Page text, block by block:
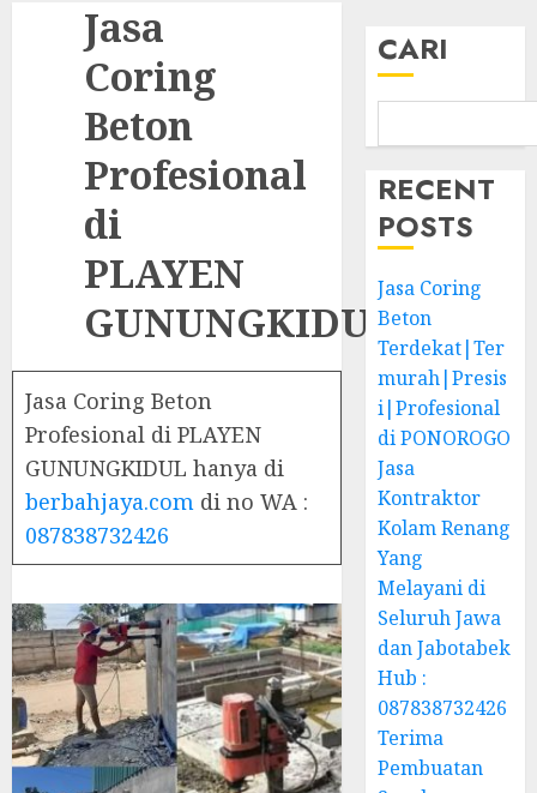
Jasa
Coring
Beton
Profesional
di
PLAYEN
GUNUNGKIDUL
Jasa Coring Beton
Profesional di PLAYEN
GUNUNGKIDUL hanya di
berbahjaya.com di no WA :
087838732426
CARI
RECENT
POSTS
Jasa Coring
Beton
Terdekat|Ter
murah|Presis
i|Profesional
di PONOROGO
Jasa
Kontraktor
Kolam Renang
Yang
Melayani di
Seluruh Jawa
dan Jabotabek
Hub :
087838732426
Terima
Pembuatan